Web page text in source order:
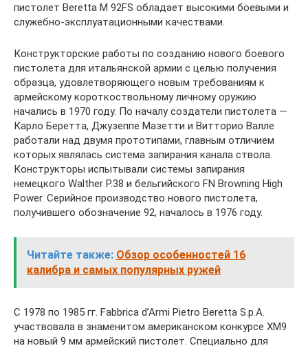
пистолет Beretta M 92FS обладает высокими боевыми и
служебно-эксплуатационными качествами.
Конструкторские работы по созданию нового боевого
пистолета для итальянской армии с целью получения
образца, удовлетворяющего новым требованиям к
армейскому короткоствольному личному оружию
начались в 1970 году. По началу создатели пистолета —
Карло Беретта, Джузеппе Мазетти и Витторио Валле
работали над двумя прототипами, главным отличием
которых являлась система запирания канала ствола.
Конструкторы испытывали системы запирания
немецкого Walther P.38 и бельгийского FN Browning High
Power. Серийное производство нового пистолета,
получившего обозначение 92, началось в 1976 году.
Читайте также: Обзор особенностей 16
калибра и самых популярных ружей
С 1978 по 1985 гг. Fabbrica d’Armi Pietro Beretta S.p.A.
участвовала в знаменитом американском конкурсе XM9
на новый 9 мм армейский пистолет. Специально для